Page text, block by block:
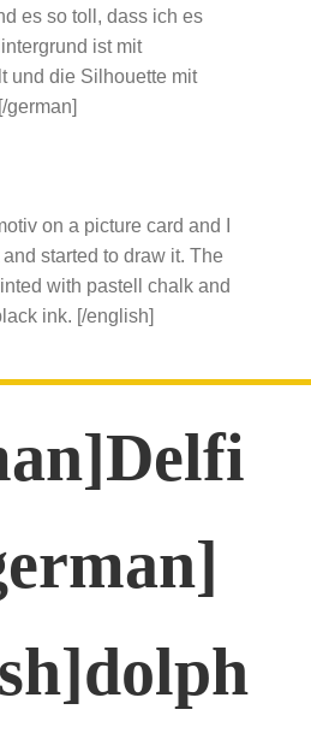
es so toll, dass ich es
ist mit
und die Silhouette mit
german]
on a picture card and I
started to draw it. The
with pastell chalk and
ink. [/english]